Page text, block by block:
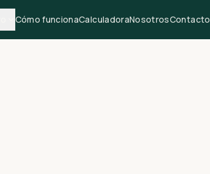
Cómo funcionaCalculadoraNosotrosContacto